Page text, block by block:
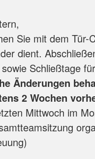
Sie mit dem Tür-
dient.
Schließtage
Änderungen
2 Wochen
Mittwoch im